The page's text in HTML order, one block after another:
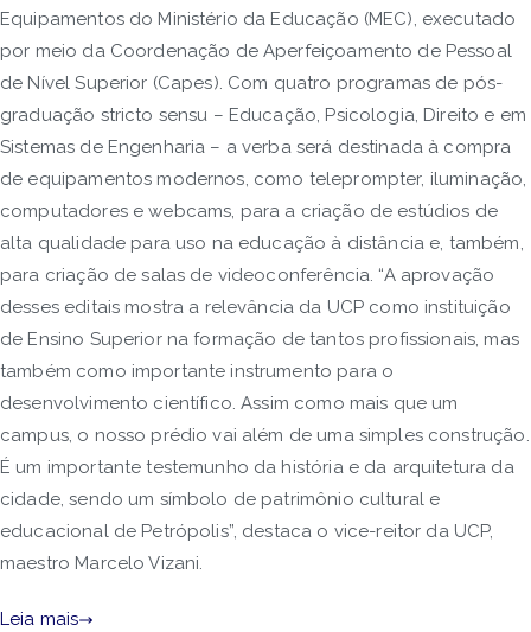
Equipamentos do Ministério da Educação (MEC), executado
por meio da Coordenação de Aperfeiçoamento de Pessoal
de Nível Superior (Capes). Com quatro programas de pós-
graduação stricto sensu – Educação, Psicologia, Direito e em
Sistemas de Engenharia – a verba será destinada à compra
de equipamentos modernos, como teleprompter, iluminação,
computadores e webcams, para a criação de estúdios de
alta qualidade para uso na educação à distância e, também,
para criação de salas de videoconferência. “A aprovação
desses editais mostra a relevância da UCP como instituição
de Ensino Superior na formação de tantos profissionais, mas
também como importante instrumento para o
desenvolvimento científico. Assim como mais que um
campus, o nosso prédio vai além de uma simples construção.
É um importante testemunho da história e da arquitetura da
cidade, sendo um símbolo de patrimônio cultural e
educacional de Petrópolis”, destaca o vice-reitor da UCP,
maestro Marcelo Vizani.
Leia mais